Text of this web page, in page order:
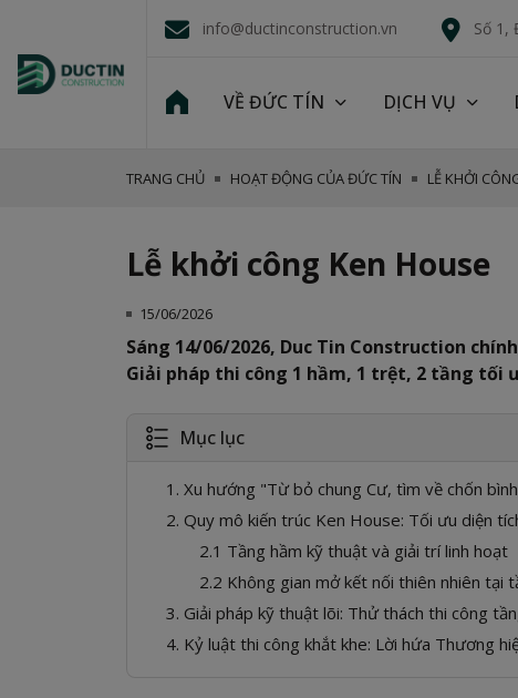
info@ductinconstruction.vn Số 1,
VỀ ĐỨC TÍN DỊCH VỤ
TRANG CHỦ HOẠT ĐỘNG CỦA ĐỨC TÍN LỄ KHỞI
Lễ khởi công Ken House
15/06/2026
Sáng 14/06/2026, Duc Tin Construction
Giải pháp thi công 1 hầm, 1 trệt, 2 tầng tối
Mục lục
1. Xu hướng "Từ bỏ chung Cư, tìm về chốn
2. Quy mô kiến trúc Ken House: Tối ưu diện
2.1 Tầng hầm kỹ thuật và giải trí linh hoạt
2.2 Không gian mở kết nối thiên nhiên tại
3. Giải pháp kỹ thuật lõi: Thử thách thi công
4. Kỷ luật thi công khắt khe: Lời hứa Thương